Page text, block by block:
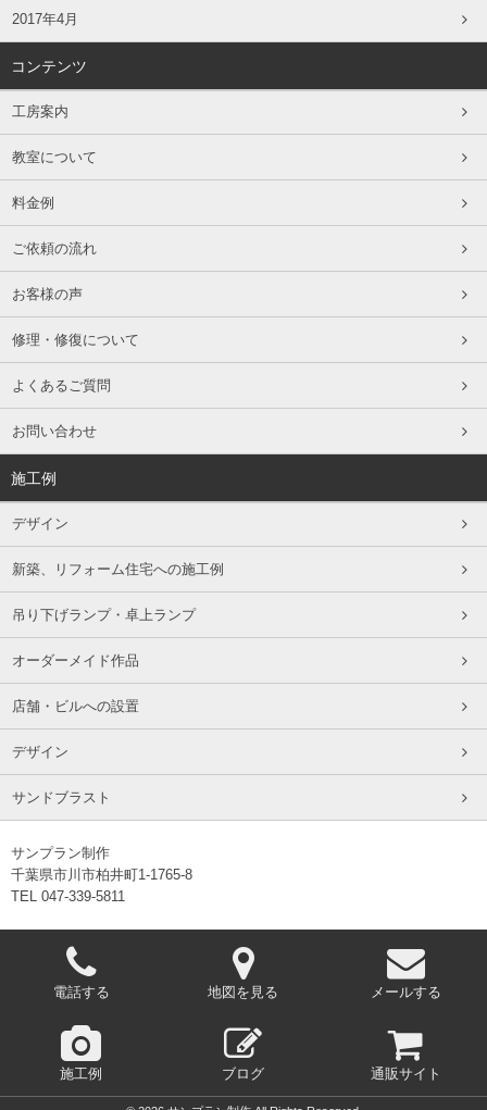
2017年4月
コンテンツ
工房案内
教室について
料金例
ご依頼の流れ
お客様の声
修理・修復について
よくあるご質問
お問い合わせ
施工例
デザイン
新築、リフォーム住宅への施工例
吊り下げランプ・卓上ランプ
オーダーメイド作品
店舗・ビルへの設置
デザイン
サンドブラスト
サンプラン制作
千葉県市川市柏井町1-1765-8
TEL 047-339-5811
電話する 地図を見る メールする
施工例 ブログ 通販サイト